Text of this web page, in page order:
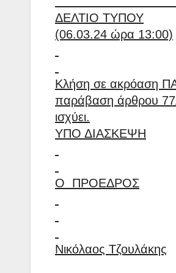
ΔΕΛΤΙΟ ΤΥΠΟΥ
(06.03.24 ώρα 13:00)
Κλήση σε ακρόαση
παράβαση άρθρου
ισχύει.
ΥΠΟ ΔΙΑΣΚΕΨΗ
Ο ΠΡΟΕΔΡΟΣ
Νικόλαος Τζουλάκης